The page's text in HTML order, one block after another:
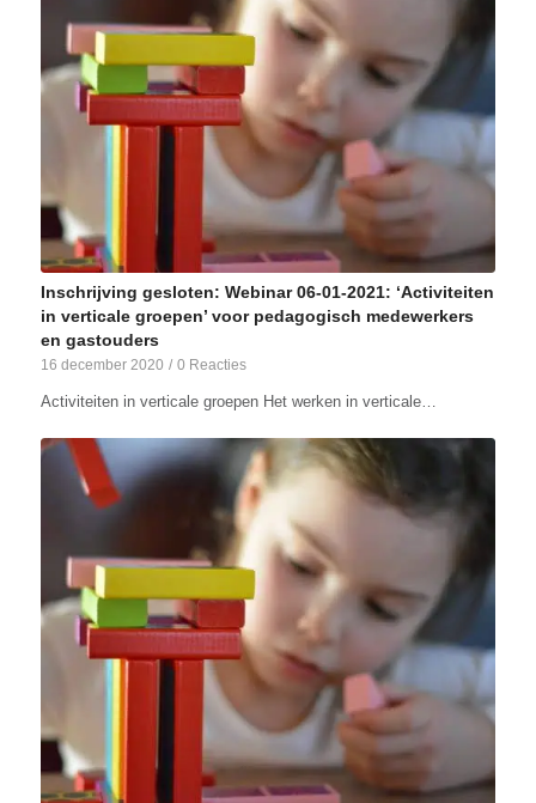
Inschrijving gesloten: Webinar 06-01-2021: ‘Activiteiten
in verticale groepen’ voor pedagogisch medewerkers
en gastouders
16 december 2020 / 0 Reacties
Activiteiten in verticale groepen Het werken in verticale…